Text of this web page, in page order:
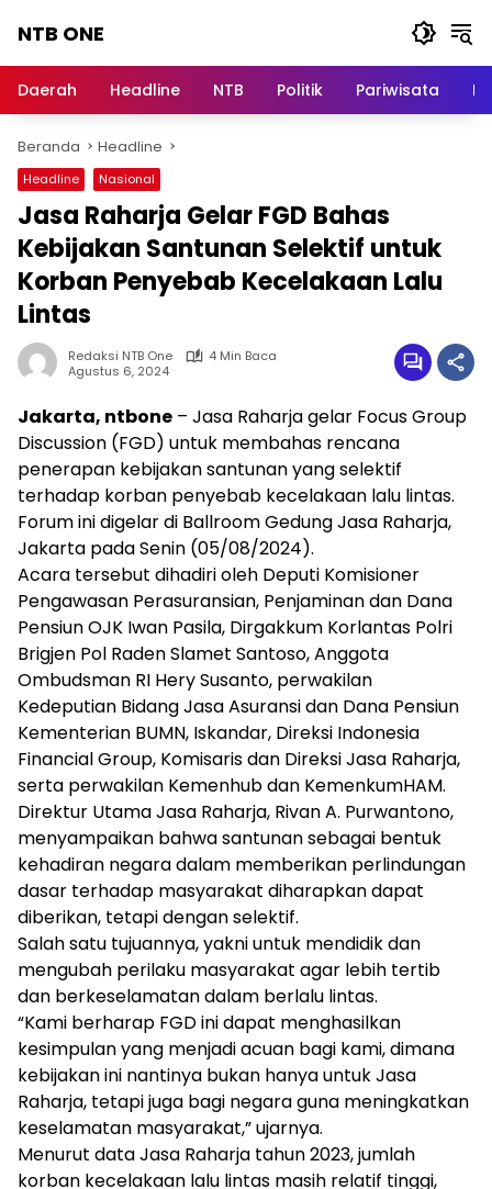
NTB ONE
dan
Berita
Lombok
Daerah Headline NTB Politik Pariwisata
Beranda Headline
Headline Nasional
Jasa Raharja Gelar FGD Bahas
Kebijakan Santunan Selektif untuk
Korban Penyebab Kecelakaan Lalu
Lintas
Redaksi NTB One
4 Min Baca
Agustus 6, 2024
Jakarta, ntbone – Jasa Raharja gelar Focus Group
Discussion (FGD) untuk membahas rencana
penerapan kebijakan santunan yang selektif
terhadap korban penyebab kecelakaan lalu lintas.
Forum ini digelar di Ballroom Gedung Jasa Raharja,
Jakarta pada Senin (05/08/2024).
Acara tersebut dihadiri oleh Deputi Komisioner
Pengawasan Perasuransian, Penjaminan dan Dana
Pensiun OJK Iwan Pasila, Dirgakkum Korlantas Polri
Brigjen Pol Raden Slamet Santoso, Anggota
Ombudsman RI Hery Susanto, perwakilan
Kedeputian Bidang Jasa Asuransi dan Dana Pensiun
Kementerian BUMN, Iskandar, Direksi Indonesia
Financial Group, Komisaris dan Direksi Jasa Raharja,
serta perwakilan Kemenhub dan KemenkumHAM.
Direktur Utama Jasa Raharja, Rivan A. Purwantono,
menyampaikan bahwa santunan sebagai bentuk
kehadiran negara dalam memberikan perlindungan
dasar terhadap masyarakat diharapkan dapat
diberikan, tetapi dengan selektif.
Salah satu tujuannya, yakni untuk mendidik dan
mengubah perilaku masyarakat agar lebih tertib
dan berkeselamatan dalam berlalu lintas.
“Kami berharap FGD ini dapat menghasilkan
kesimpulan yang menjadi acuan bagi kami, dimana
kebijakan ini nantinya bukan hanya untuk Jasa
Raharja, tetapi juga bagi negara guna meningkatkan
keselamatan masyarakat,” ujarnya.
Menurut data Jasa Raharja tahun 2023, jumlah
korban kecelakaan lalu lintas masih relatif tinggi,